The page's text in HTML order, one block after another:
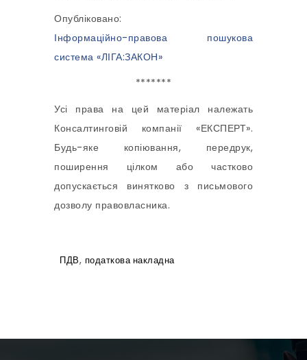
Опубліковано:
Інформаційно-правова пошукова
система «ЛІГА:ЗАКОН»
*******
Усі права на цей матеріал належать
Консалтинговій компанії «ЕКСПЕРТ».
Будь-яке копіювання, передрук,
поширення цілком або частково
допускається винятково з письмового
дозволу правовласника.
ПДВ, податкова накладна